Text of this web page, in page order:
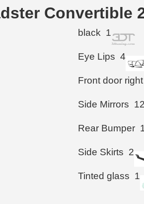
Convertible
black 1
Eye Lips 4
Front door right
Side Mirrors 12
Rear Bumper
Side Skirts 2
Tinted glass 1